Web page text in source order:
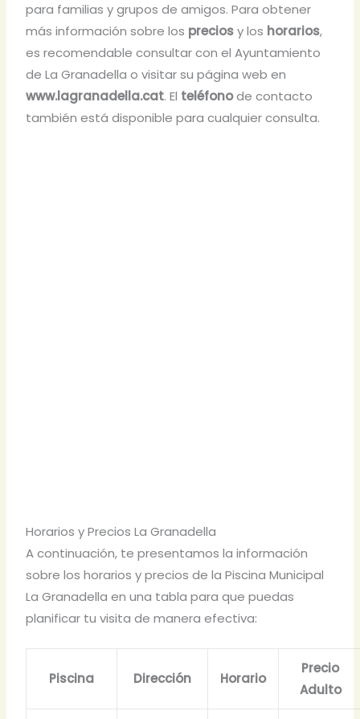
para familias y grupos de amigos. Para obtener
más información sobre los preciosy los horarios,
es recomendable consultar con el Ayuntamiento
de La Granadella o visitar su página web en
www.lagranadella.cat. El teléfonode contacto
también está disponible para cualquier consulta.
Horarios y Precios La Granadella
A continuación, te presentamos la información
sobre los horarios y precios de la Piscina Municipal
La Granadella en una tabla para que puedas
planificar tu visita de manera efectiva:
Piscina Dirección Horario
Precio
Adulto